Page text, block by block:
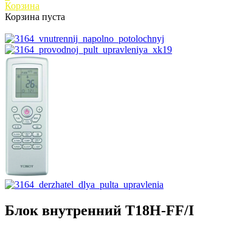
Корзина
Корзина пуста
Блок внутренний T18H-FF/I